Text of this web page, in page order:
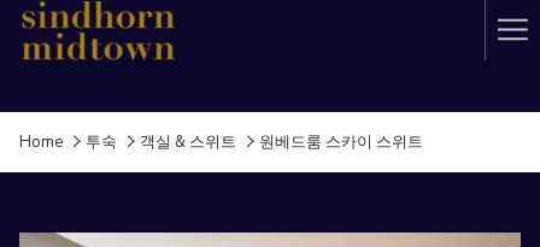
Home 투숙 객실 & 스위트 원베드룸 스카이 스위트